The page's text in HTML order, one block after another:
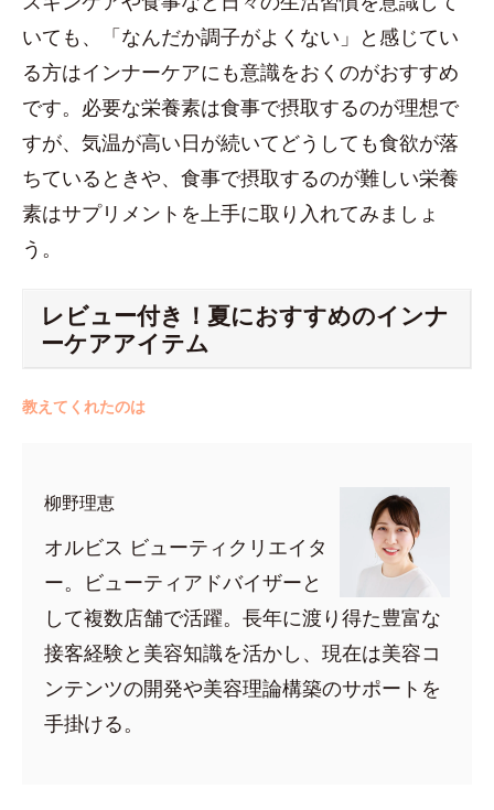
いても、「なんだか調子がよくない」と感じてい
る方はインナーケアにも意識をおくのがおすすめ
です。必要な栄養素は食事で摂取するのが理想で
すが、気温が高い日が続いてどうしても食欲が落
ちているときや、食事で摂取するのが難しい栄養
素はサプリメントを上手に取り入れてみましょ
う。
レビュー付き！夏におすすめのインナ
ーケアアイテム
教えてくれたのは
柳野理恵
オルビス ビューティクリエイタ
ー。ビューティアドバイザーと
して複数店舗で活躍。長年に渡り得た豊富な
接客経験と美容知識を活かし、現在は美容コ
ンテンツの開発や美容理論構築のサポートを
手掛ける。